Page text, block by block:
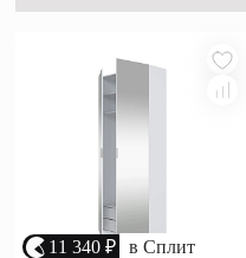
11 340 ₽ в Сплит